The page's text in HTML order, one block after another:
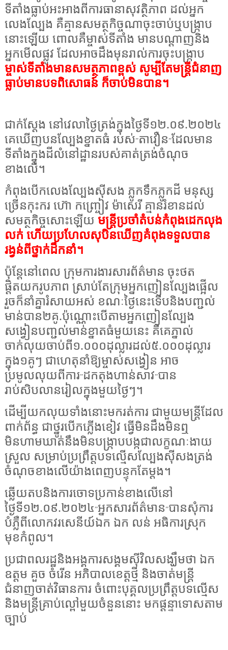
ទីតាំងធ្លាប់អះអាងពីការធានាសុវត្ថិភាព ដល់អ្នក
លេងល្បែង គឺគ្មានសមត្ថកិច្ចណាចុះចាប់ឬបង្ក្រាប
នោះឡើយ ពោលគឺម្ចាស់ទីតាំង មានបណ្ដាញនិង
អ្នកមើលផ្លូវ ដែលអាចដឹងមុនរាល់ការចុះបង្ក្រាប
ម្ចាស់ទីតាំងមានសមត្ថភាពខ្ពស់ សូម្បីតែមន្ត្រីជំនាញ
ធ្លាប់មានបទពិសោធន៍ ក៏ចាប់មិនបាន។
ជាក់ស្ដែង នៅវេលាថ្ងៃត្រង់ក្នុងថ្ងៃទី១២.០៩.២០២៤
គេឃើញបនល្បែងខ្នាតធំ របស់”តាវឿន”ដែលមាន
ទីតាំងក្នុងដីលំនៅដ្ឋានរបស់គាត់ត្រង់ចំណុច
ខាងលើ។
កំពុងបើកលេងល្បែងស៊ីសង ភ្លូកទឹកភ្លូកដី មនុស្ស
ច្រើនកុះករ ហ៊ោ កញ្ច្រៀវ ម៉ាសេរី គ្មានរំខានដល់
សមត្ថកិច្ចសោះឡើយ មន្ត្រីប្រចាំតំបន់កំពុងដេកលុង
លក់ ហើយប្រហែលសុបិនឃើញគំពុងទទួលបាន
រង្វន់ពីថ្នាក់ដឹកនាំ។
ប៉ុន្តែនៅពេល ក្រុមការងារសារព័ត៌មាន ចុះថត
ផ្ដិតយករូបភាព ស្រាប់តែក្រុមអ្នកញៀនល្បែងផ្អើល
រួចក៏នាំគ្នារំសាយអស់ ខណៈថ្ងៃនេះទើបនិងបញ្ជល់
មាន់បាន២គូ.ប៉ុណ្ណោះបើតាមអ្នកញៀនល្បែង
សង្វៀនបញ្ជល់មាន់ខ្នាតធំមួយនេះ គឺគេភ្នាល់
ចាក់លុយចាប់ពី១.០០០ដុល្លារដល់៥.០០០ដុល្លារ
ក្នុង១គូៗ ជាហេតុនាំឱ្យម្ចាស់សង្វៀន អាច
ប្រមូលលុយពីការ”ដកតុងហាន់សាវ”បាន
រាប់សិបលានរៀលក្នុងមួយថ្ងៃៗ។
ដើម្បីយកលុយទាំងនោះមករត់ការ ជាមួយមន្ត្រីដែល
ពាក់ព័ន្ធ ជាថ្នូរបើកភ្លើងខៀវ ធ្វើមិនដឹងមិនឮ
មិនហាមឃាត់នឹងមិនបង្ក្រាបបង្កជាលក្ខណៈងាយ
ស្រួល សម្រាប់ប្រព្រឹត្តបទល្មើសល្បែងស៊ីសងត្រង់
ចំណុចខាងលើយ៉ាងពេញបន្ទុកតែម្ដង។
ឆ្លើយតបនិងការចោទប្រកាន់ខាងលើនៅ
ថ្ងៃទី១២.០៩.២០២៤”អ្នកសារព័ត៌មាន”បានសុំការ
បំភ្លឺពីលោកវរសេនីយ៍ឯក ឯក លន់ អធិការស្រុក
មុខកំពូល។
ប្រជាពលរដ្ឋនិងអង្គការសង្គមស៊ីវិលសង្ឃឹមថា ឯក
ឧត្តម គួច ចំរើន អភិបាលខេត្តថ្មី និងចាត់មន្ត្រី
ជំនាញចាត់វិធានការ ចំពោះបុគ្គលប្រព្រឹត្តបទល្មើស
និងមន្ត្រីគ្រាប់ល្ពៅមួយចំនួននោះ មកផ្តន្ទាទោសតាម
ច្បាប់